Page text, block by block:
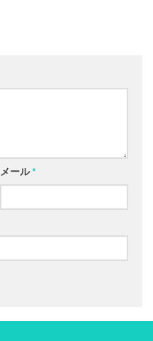
メール*